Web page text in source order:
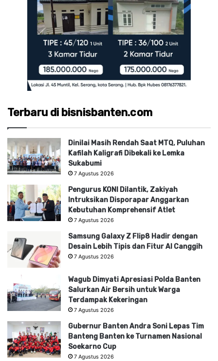
Terbaru di bisnisbanten.com
Dinilai Masih Rendah Saat MTQ, Puluhan
Kafilah Kaligrafi Dibekali ke Lemka
Sukabumi
7 Agustus 2026
Pengurus KONI Dilantik, Zakiyah
Intruksikan Disporapar Anggarkan
Kebutuhan Komprehensif Atlet
7 Agustus 2026
Samsung Galaxy Z Flip8 Hadir dengan
Desain Lebih Tipis dan Fitur AI Canggih
7 Agustus 2026
Wagub Dimyati Apresiasi Polda Banten
Salurkan Air Bersih untuk Warga
Terdampak Kekeringan
7 Agustus 2026
Gubernur Banten Andra Soni Lepas Tim
Banteng Banten ke Turnamen Nasional
Soekarno Cup
7 Agustus 2026